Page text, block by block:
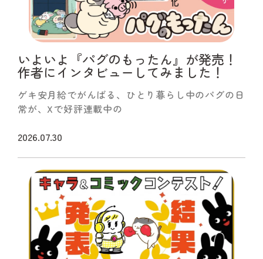
いよいよ『パグのもったん』が発売！
作者にインタビューしてみました！
ゲキ安月給でがんばる、ひとり暮らし中のパグの日
常が、Xで好評連載中の
。ついにこの夏商品化！
2026.07.30